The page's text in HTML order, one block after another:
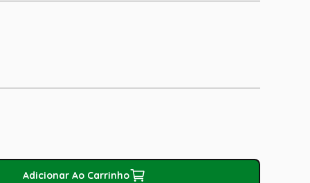
Adicionar Ao Carrinho